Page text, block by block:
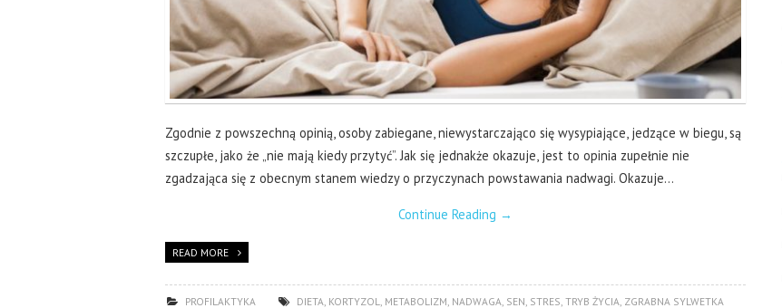
Zgodnie z powszechną opinią, osoby zabiegane, niewystarczająco się wysypiające, jedzące w biegu, są
szczupłe, jako że „nie mają kiedy przytyć”. Jak się jednakże okazuje, jest to opinia zupełnie nie
zgadzająca się z obecnym stanem wiedzy o przyczynach powstawania nadwagi. Okazuje…
Continue Reading →
READ MORE
PROFILAKTYKA DIETA KORTYZOL METABOLIZM NADWAGA SEN STRES TRYB ŻYCIA ZGRABNA SYLWETKA